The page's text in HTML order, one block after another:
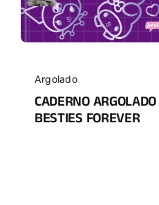
Argolado
CADERNO
BESTIES FOREVER